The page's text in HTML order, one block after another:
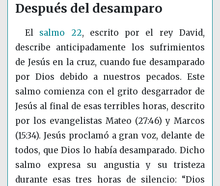
Después del desamparo
El salmo 22, escrito por el rey David,
describe anticipadamente los sufrimientos
de Jesús en la cruz, cuando fue desamparado
por Dios debido a nuestros pecados. Este
salmo comienza con el grito desgarrador de
Jesús al final de esas terribles horas, descrito
por los evangelistas Mateo (27:46) y Marcos
(15:34). Jesús proclamó a gran voz, delante de
todos, que Dios lo había desamparado. Dicho
salmo expresa su angustia y su tristeza
durante esas tres horas de silencio: “Dios